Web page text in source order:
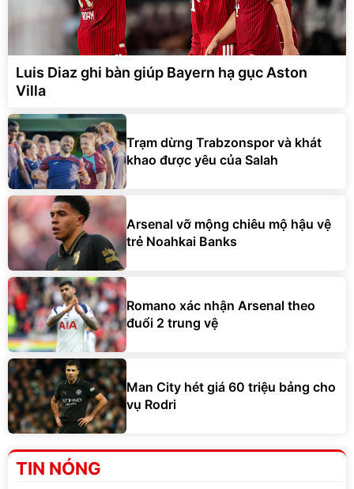
Luis Diaz ghi bàn giúp Bayern hạ gục Aston
Villa
Trạm dừng Trabzonspor và khát
khao được yêu của Salah
Arsenal vỡ mộng chiêu mộ hậu vệ
trẻ Noahkai Banks
Romano xác nhận Arsenal theo
đuổi 2 trung vệ
Man City hét giá 60 triệu bảng cho
vụ Rodri
TIN NÓNG